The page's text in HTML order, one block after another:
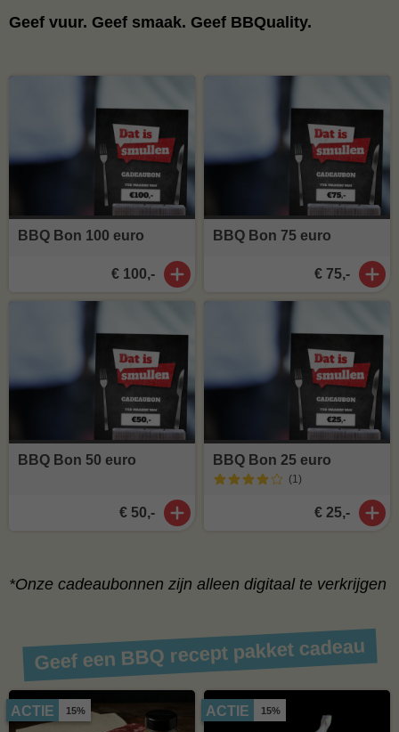
Geef vuur. Geef smaak. Geef BBQuality.
BBQ Bon 100 euro
€ 100,-
BBQ Bon 75 euro
€ 75,-
BBQ Bon 50 euro
€ 50,-
BBQ Bon 25 euro
(1)
€ 25,-
​*Onze cadeaubonnen zijn alleen digitaal te verkrijgen
Geef een BBQ recept pakket cadeau
ACTIE 15% ACTIE 15%